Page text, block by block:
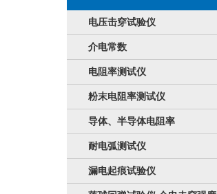
电压击穿试验仪
介电常数
电阻率测试仪
粉末电阻率测试仪
导体、半导体电阻率
耐电弧测试仪
漏电起痕试验仪